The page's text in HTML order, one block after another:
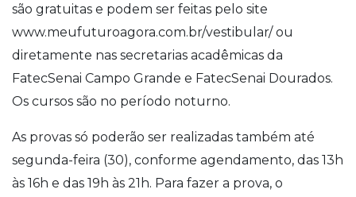
são gratuitas e podem ser feitas pelo site
www.meufuturoagora.com.br/vestibular/ ou
diretamente nas secretarias acadêmicas da
FatecSenai Campo Grande e FatecSenai Dourados.
Os cursos são no período noturno.
As provas só poderão ser realizadas também até
segunda-feira (30), conforme agendamento, das 13h
às 16h e das 19h às 21h. Para fazer a prova, o